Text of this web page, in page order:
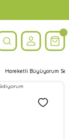
Hareketli Büyüyorum